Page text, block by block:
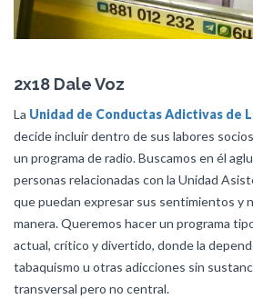
2x18 Dale Voz
La Unidad de Conductas Adictivas de
decide incluir dentro de sus labores
un programa de radio. Buscamos en él
personas relacionadas con la Unidad
que puedan expresar sus sentimientos y
manera. Queremos hacer un programa
actual, crítico y divertido, donde la
tabaquismo u otras adicciones sin
transversal pero no central.